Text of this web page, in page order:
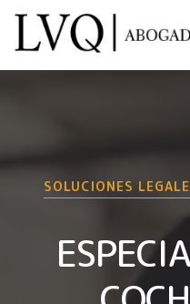
SOLUCIONES